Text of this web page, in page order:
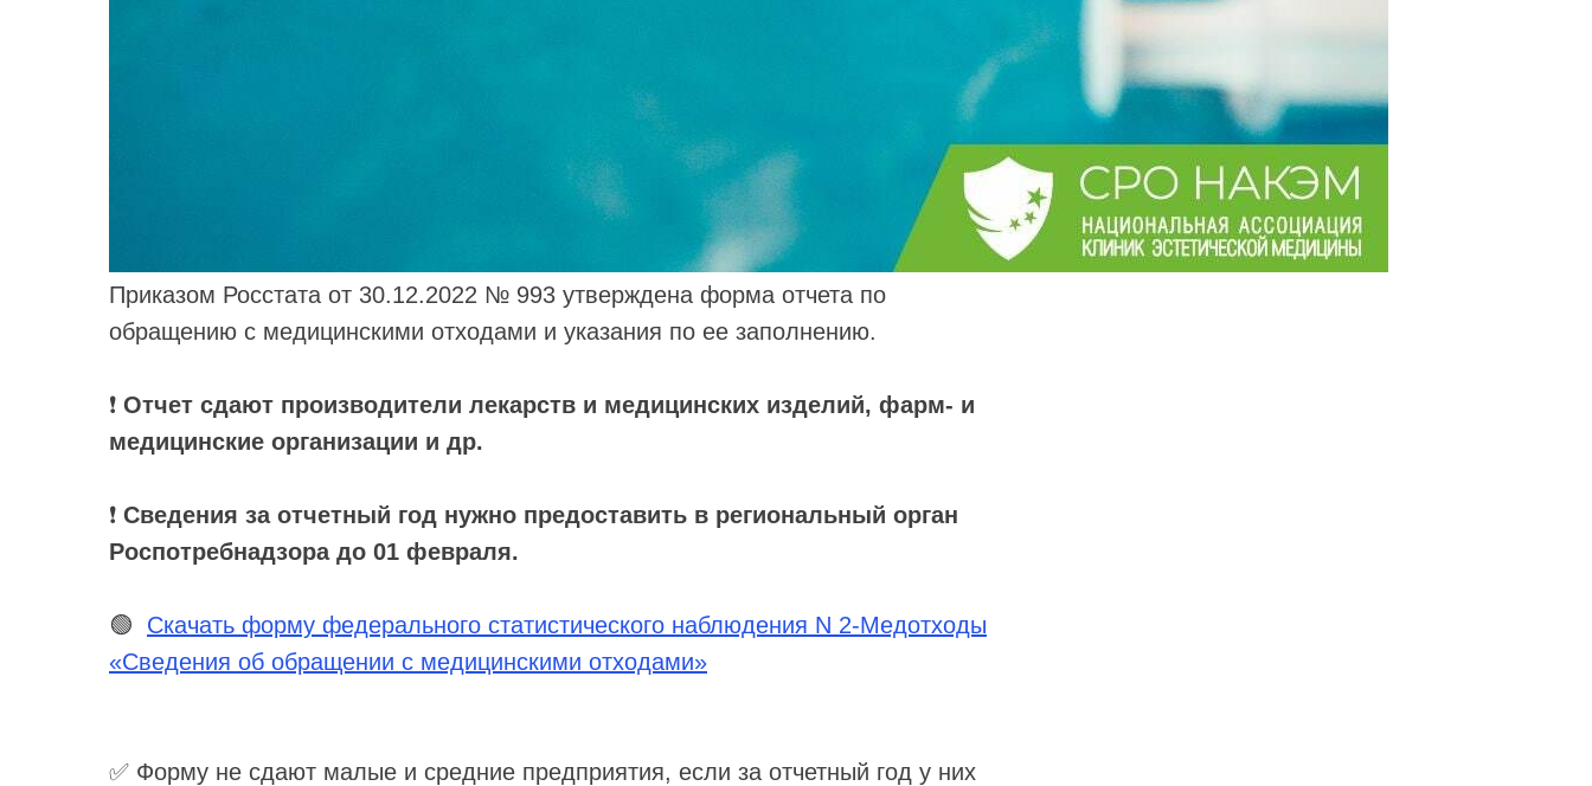
Приказом Росстата от 30.12.2022 № 993 утверждена форма отчета по
обращению с медицинскими отходами и указания по ее заполнению.
❗ Отчет сдают производители лекарств и медицинских изделий, фарм- и
медицинские организации и др.
❗ Сведения за отчетный год нужно предоставить в региональный орган
Роспотребнадзора до 01 февраля.
🟢 Скачать форму федерального статистического наблюдения N 2-Медотходы
«Сведения об обращении с медицинскими отходами»
✅ Форму не сдают малые и средние предприятия, если за отчетный год у них